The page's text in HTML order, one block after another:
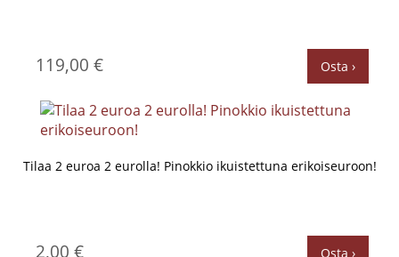
119,00 € Osta ›
Tilaa 2 euroa 2 eurolla! Pinokkio ikuistettuna erikoiseuroon!
2,00 € Osta ›